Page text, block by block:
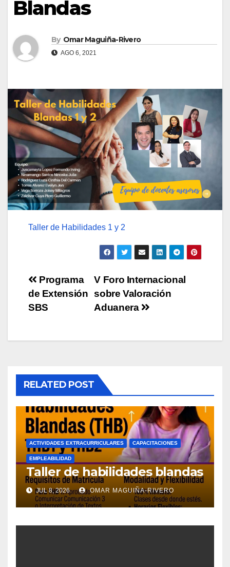
Blandas
By Omar Maguiña-Rivero
AGO 6, 2021
Taller de Habilidades 1 y 2
Navegación
de
V Foro Internacional
sobre Valoración
Aduanera
Programa
de Extensión
SBS
RELATED POST
ACTIVIDADES EXTRACURRICULARES CAPACITACIONES
EMPLEABILIDAD
Taller de habilidades blandas
JUL 8, 2026 OMAR MAGUIÑA-RIVERO